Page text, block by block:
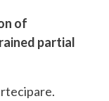
of
partial